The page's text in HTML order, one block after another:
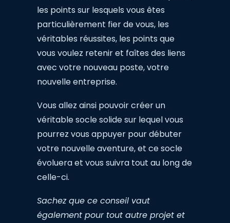
les points sur lesquels vous êtes
particulièrement fier de vous, les
véritables réussites, les points que
vous voulez retenir et faîtes des liens
avec votre nouveau poste, votre
nouvelle entreprise.
Vous allez ainsi pouvoir créer un
véritable socle solide sur lequel vous
pourrez vous appuyer pour débuter
votre nouvelle aventure, et ce socle
évoluera et vous suivra tout au long de
celle-ci.
Sachez que ce conseil vaut
également pour tout autre projet et